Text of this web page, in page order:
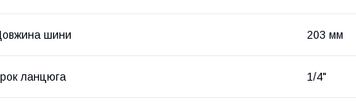
шини 203 мм
ланцюга 1/4"